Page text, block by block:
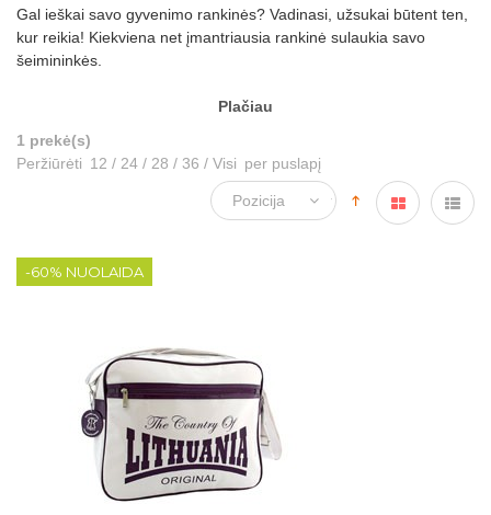
Gal ieškai savo gyvenimo rankinės? Vadinasi, užsukai būtent ten,
kur reikia! Kiekviena net įmantriausia rankinė sulaukia savo
šeimininkės.
Plačiau
1 prekė(s)
Peržiūrėti 12 / 24 / 28 / 36 / Visi per puslapį
-60% NUOLAIDA